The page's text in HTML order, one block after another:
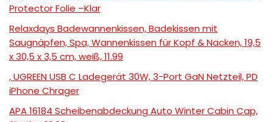
Protector Folie –Klar
Relaxdays Badewannenkissen, Badekissen mit
Saugnäpfen, Spa, Wannenkissen für Kopf & Nacken, 19,5
x 30,5 x 3,5 cm, weiß, 11.99
, UGREEN USB C Ladegerät 30W, 3-Port GaN Netzteil, PD
iPhone Chrager
APA 16184 Scheibenabdeckung Auto Winter Cabin Cap,